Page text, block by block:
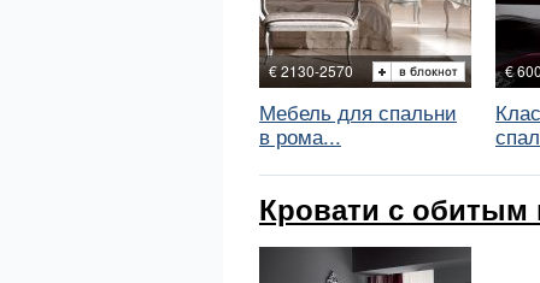
€ 2130-2570
Мебель для спальни
в рома...
€
Кровати с обитым